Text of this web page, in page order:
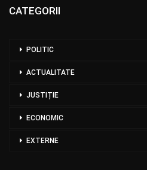
CATEGORII
POLITIC
ACTUALITATE
JUSTIȚIE
ECONOMIC
EXTERNE